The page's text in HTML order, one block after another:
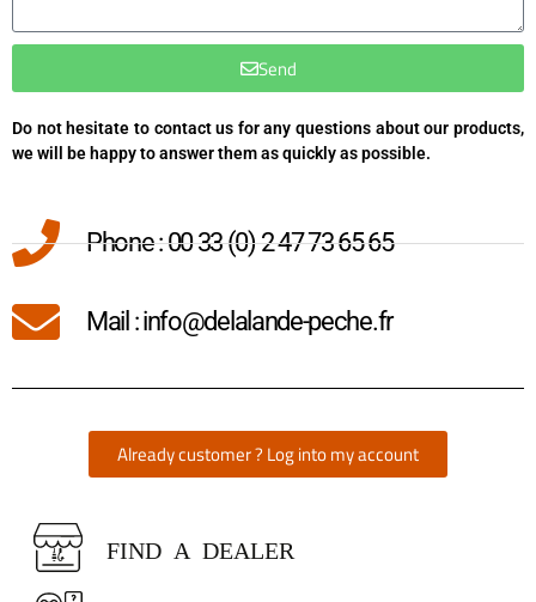
Send
Do not hesitate to contact us for any questions about our products,
we will be happy to answer them as quickly as possible.
Phone : 00 33 (0) 2 47 73 65 65
Mail : info@delalande-peche.fr
Already customer ? Log into my account
FIND A DEALER